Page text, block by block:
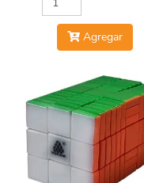
Agregar